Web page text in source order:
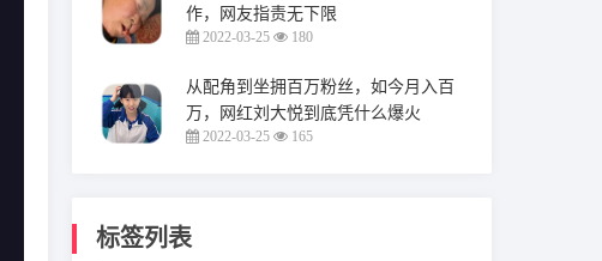
作，网友指责无下限
2022-03-25 180
从配角到坐拥百万粉丝，如今月入百
万，网红刘大悦到底凭什么爆火
2022-03-25 165
标签列表